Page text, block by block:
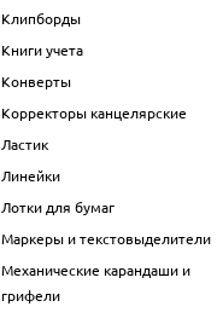
Клипборды
Книги учета
Конверты
Корректоры канцелярские
Ластик
Линейки
Лотки для бумаг
Маркеры и текстовыделители
Механические карандаши и
грифели